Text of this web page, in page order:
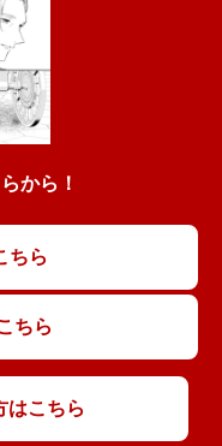
から！
ちら
ちら
はこちら